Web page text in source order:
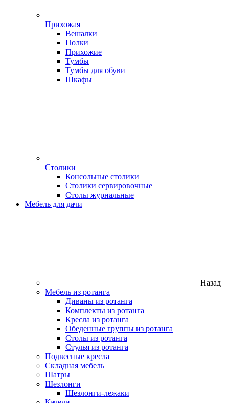
Прихожая
Вешалки
Полки
Прихожие
Тумбы
Тумбы для обуви
Шкафы
Столики
Консольные столики
Столики сервировочные
Столы журнальные
Мебель для дачи
Назад
Мебель из ротанга
Диваны из ротанга
Комплекты из ротанга
Кресла из ротанга
Обеденные группы из ротанга
Столы из ротанга
Стулья из ротанга
Подвесные кресла
Складная мебель
Шатры
Шезлонги
Шезлонги-лежаки